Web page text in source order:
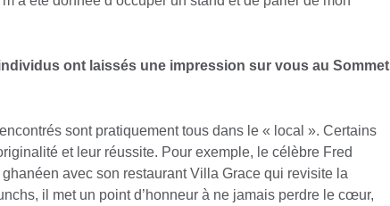
ont laissés une impression sur vous au Sommet
sont pratiquement tous dans le « local ». Certains
et leur réussite. Pour exemple, le célèbre Fred
avec son restaurant Villa Grace qui revisite la
il met un point d’honneur à ne jamais perdre le cœur,